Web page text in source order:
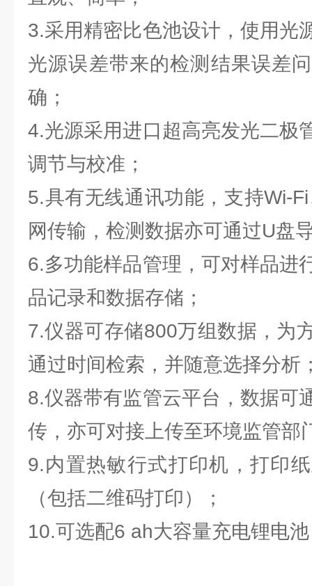
3.采用精密比色池设计，使用光
光源误差带来的检测结果误差
确；
4.光源采用进口超高亮发光二极
调节与校准；
5.具有无线通讯功能，支持Wi-
网传输，检测数据亦可通过U盘
6.多功能样品管理，可对样品进
品记录和数据存储；
7.仪器可存储800万组数据，为
通过时间检索，并随意选择分析
8.仪器带有监管云平台，数据可
传，亦可对接上传至环境监管部
9.内置热敏行式打印机，打印
（包括二维码打印）；
10.可选配6 ah大容量充电锂电